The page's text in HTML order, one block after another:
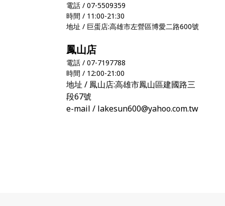
電話 / 07-5509359
時間 / 11:00-21:30
地址 / 巨蛋店:高雄市左營區博愛二路600號
鳳山店
電話 / 07-7197788
時間 / 12:00-21:00
地址 / 鳳山店:高雄市鳳山區建國路三
段67號
e-mail / lakesun600@yahoo.com.tw